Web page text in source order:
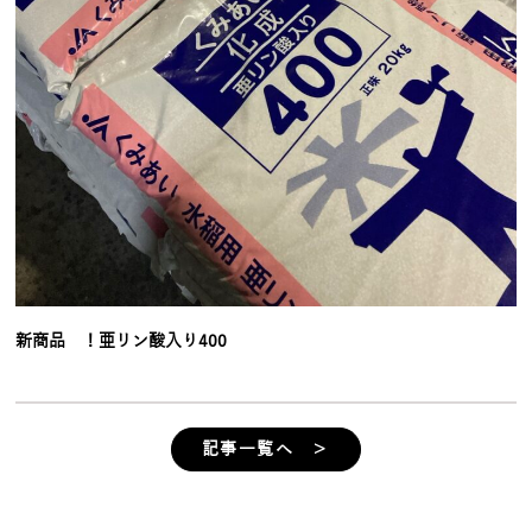
新商品 ！亜リン酸入り400
記事一覧へ ＞